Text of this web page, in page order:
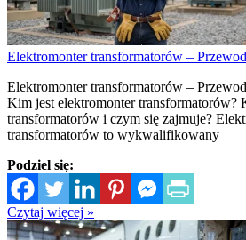
Elektromonter transformatorów –
Elektromonter transformatorów –
Kim jest elektromonter transformatorów?
transformatorów i czym się zajmuje?
transformatorów to wykwalifikowany
Podziel się:
Czytaj więcej »